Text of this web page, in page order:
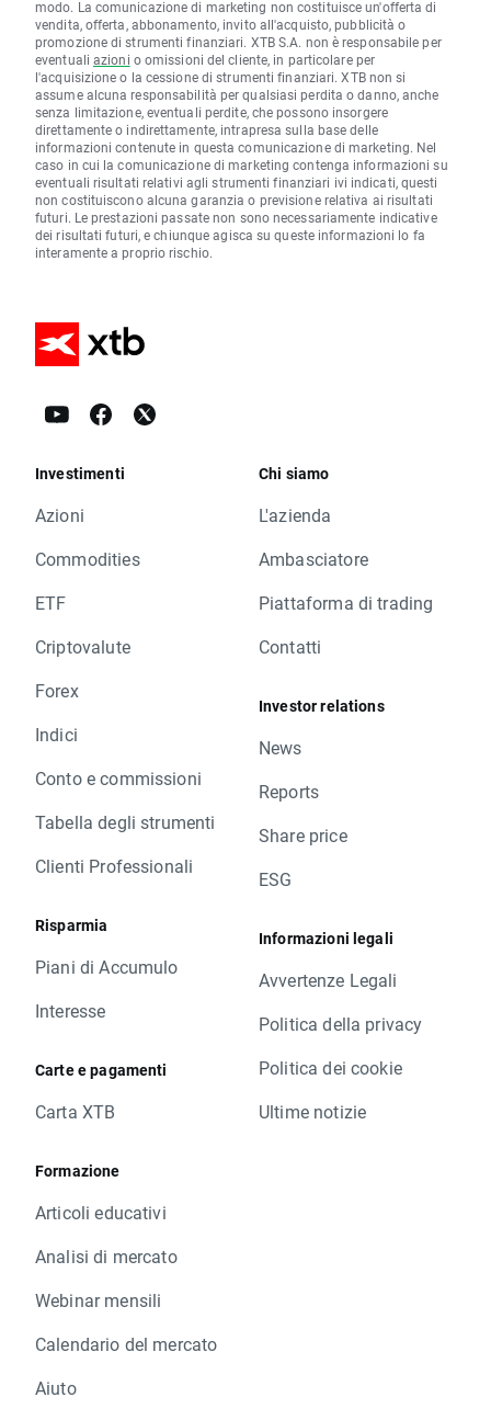
modo. La comunicazione di marketing non costituisce un'offerta di
vendita, offerta, abbonamento, invito all'acquisto, pubblicità o
promozione di strumenti finanziari. XTB S.A. non è responsabile per
eventuali azioni o omissioni del cliente, in particolare per
l'acquisizione o la cessione di strumenti finanziari. XTB non si
assume alcuna responsabilità per qualsiasi perdita o danno, anche
senza limitazione, eventuali perdite, che possono insorgere
direttamente o indirettamente, intrapresa sulla base delle
informazioni contenute in questa comunicazione di marketing. Nel
caso in cui la comunicazione di marketing contenga informazioni su
eventuali risultati relativi agli strumenti finanziari ivi indicati, questi
non costituiscono alcuna garanzia o previsione relativa ai risultati
futuri. Le prestazioni passate non sono necessariamente indicative
dei risultati futuri, e chiunque agisca su queste informazioni lo fa
interamente a proprio rischio.
Investimenti
Azioni
Commodities
ETF
Criptovalute
Forex
Indici
Conto e commissioni
Tabella degli strumenti
Clienti Professionali
Risparmia
Piani di Accumulo
Interesse
Carte e pagamenti
Carta XTB
Formazione
Articoli educativi
Analisi di mercato
Webinar mensili
Calendario del mercato
Aiuto
Chi siamo
L'azienda
Ambasciatore
Piattaforma di trading
Contatti
Investor relations
News
Reports
Share price
ESG
Informazioni legali
Avvertenze Legali
Politica della privacy
Politica dei cookie
Ultime notizie